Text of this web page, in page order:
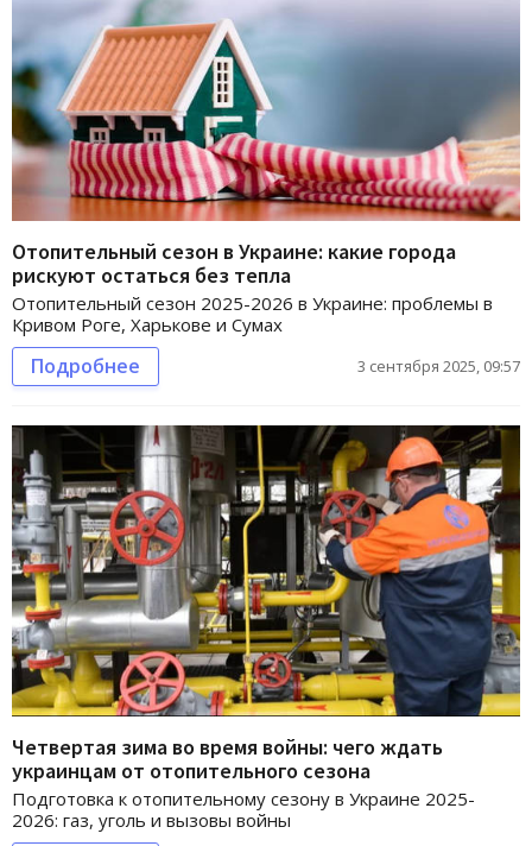
Отопительный сезон в Украине: какие города
рискуют остаться без тепла
Отопительный сезон 2025-2026 в Украине: проблемы в
Кривом Роге, Харькове и Сумах
Подробнее 3 сентября 2025, 09:57
Четвертая зима во время войны: чего ждать
украинцам от отопительного сезона
Подготовка к отопительному сезону в Украине 2025-
2026: газ, уголь и вызовы войны